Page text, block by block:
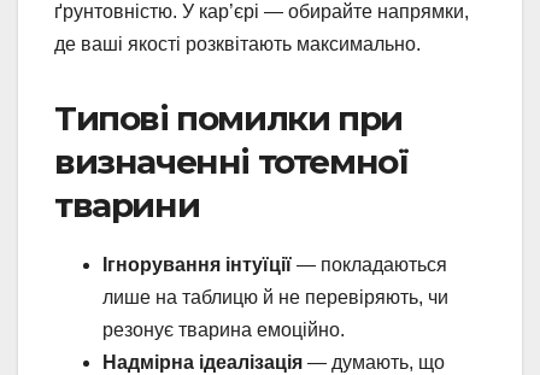
ґрунтовністю. У кар’єрі — обирайте напрямки,
де ваші якості розквітають максимально.
Типові помилки при
визначенні тотемної
тварини
Ігнорування інтуїції — покладаються
лише на таблицю й не перевіряють, чи
резонує тварина емоційно.
Надмірна ідеалізація — думають, що